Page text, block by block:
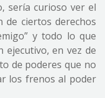
sería curioso ver el
de ciertos derechos
y todo lo que
ejecutivo, en vez de
de poderes que no
los frenos al poder